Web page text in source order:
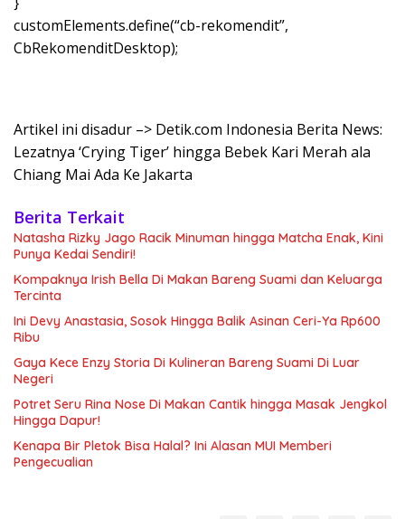
customElements.define(“cb-rekomendit”,
CbRekomenditDesktop);
Artikel ini disadur –> Detik.com Indonesia Berita News:
Lezatnya ‘Crying Tiger’ hingga Bebek Kari Merah ala
Chiang Mai Ada Ke Jakarta
Berita Terkait
Natasha Rizky Jago Racik Minuman hingga Matcha Enak, Kini
Punya Kedai Sendiri!
Kompaknya Irish Bella Di Makan Bareng Suami dan Keluarga
Tercinta
Ini Devy Anastasia, Sosok Hingga Balik Asinan Ceri-Ya Rp600
Ribu
Gaya Kece Enzy Storia Di Kulineran Bareng Suami Di Luar
Negeri
Potret Seru Rina Nose Di Makan Cantik hingga Masak Jengkol
Hingga Dapur!
Kenapa Bir Pletok Bisa Halal? Ini Alasan MUI Memberi
Pengecualian